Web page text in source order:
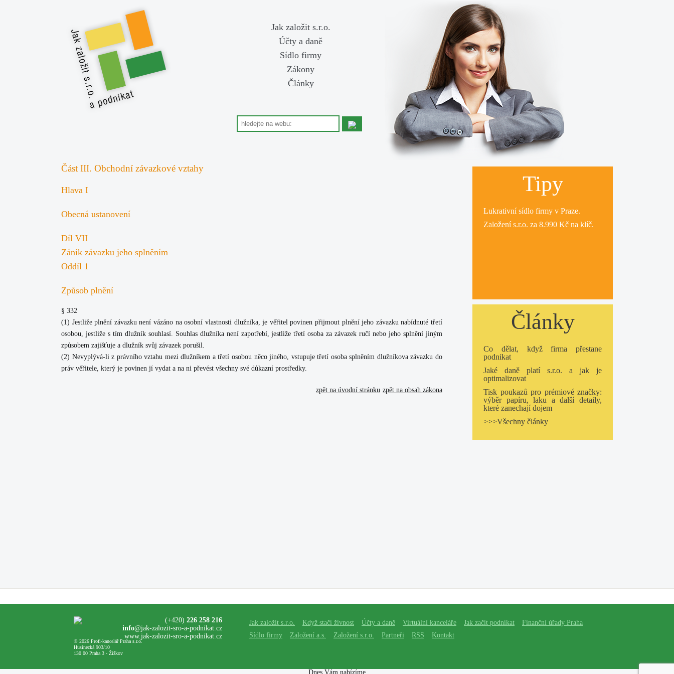
Jak založit s.r.o.
Účty a daně
Sídlo firmy
Zákony
Články
Část III. Obchodní závazkové vztahy
Hlava I
Obecná ustanovení
Díl VII
Zánik závazku jeho splněním
Oddíl 1
Způsob plnění
§ 332
(1) Jestliže plnění závazku není vázáno na osobní vlastnosti dlužníka, je věřitel povinen přijmout plnění jeho závazku nabídnuté třetí
osobou, jestliže s tím dlužník souhlasí. Souhlas dlužníka není zapotřebí, jestliže třetí osoba za závazek ručí nebo jeho splnění jiným
způsobem zajišťuje a dlužník svůj závazek porušil.
(2) Nevyplývá-li z právního vztahu mezi dlužníkem a třetí osobou něco jiného, vstupuje třetí osoba splněním dlužníkova závazku do
práv věřitele, který je povinen jí vydat a na ni převést všechny své důkazní prostředky.
zpět na obsah zákona
zpět na úvodní stránku
Tipy
Lukrativnísídlo firmy v Praze.
Založení s.r.o. za 8.990 Kč na klíč.
Články
Co dělat, když firma přestane
podnikat
Jaké daně platí s.r.o. a jak je
optimalizovat
Tisk poukazů pro prémiové značky:
výběr papíru, laku a další detaily,
které zanechají dojem
>>>Všechny články
© 2026 Profi-kancelář Praha s.r.o.
Husinecká 903/10
130 00 Praha 3 - Žižkov
(+420) 226 258 216
info@jak-zalozit-sro-a-podnikat.cz
www.jak-zalozit-sro-a-podnikat.cz
Jak založit s.r.o. Když stačí živnost Účty a daně Virtuální kanceláře Jak začít podnikat
Finanční úřady Praha
Sídlo firmy
Založení a.s. Založení s.r.o. Partneři RSS Kontakt
Dnes Vám nabízíme